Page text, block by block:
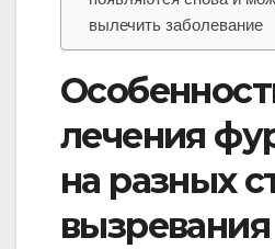
вылечить заболевание
лечения
на разных
вызревания